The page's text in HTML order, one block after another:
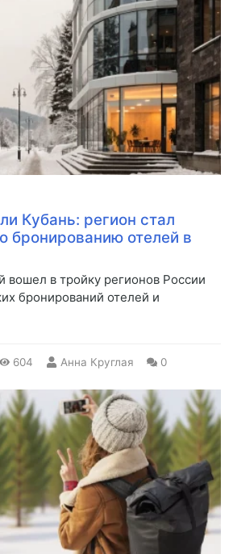
Кубань: регион стал
бронированию отелей в
вошел в тройку регионов России
бронирований отелей и
604 Анна Круглая 0